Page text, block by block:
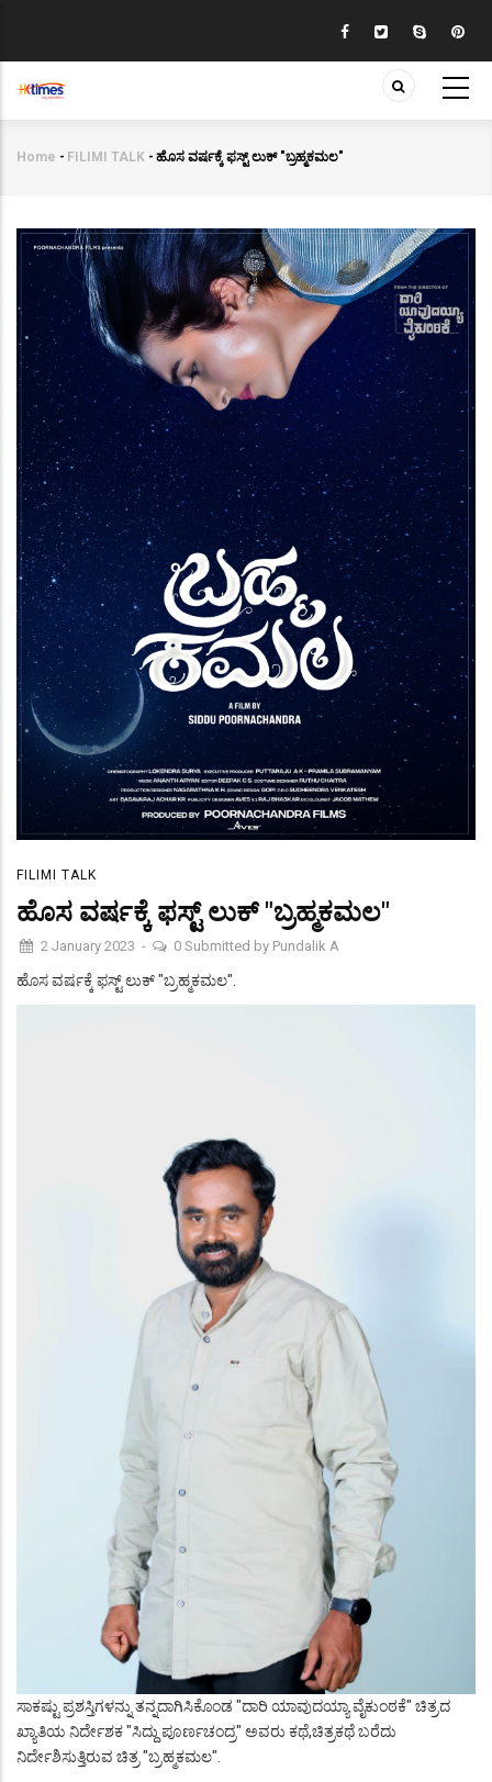
main
content
Home - FILIMI TALK - ಹೊಸ ವರ್ಷಕ್ಕೆ ಫಸ್ಟ್ ಲುಕ್ "ಬ್ರಹ್ಮಕಮಲ"
FILIMI TALK
ಹೊಸ ವರ್ಷಕ್ಕೆ ಫಸ್ಟ್ ಲುಕ್ "ಬ್ರಹ್ಮಕಮಲ"
2 January 2023 - 0 Submitted by Pundalik A
ಹೊಸ ವರ್ಷಕ್ಕೆ ಫಸ್ಟ್ ಲುಕ್ "ಬ್ರಹ್ಮಕಮಲ".
ಸಾಕಷ್ಟು ಪ್ರಶಸ್ತಿಗಳನ್ನು ತನ್ನದಾಗಿಸಿಕೊಂಡ "ದಾರಿ ಯಾವುದಯ್ಯಾ ವೈಕುಂಠಕೆ" ಚಿತ್ರದ
ಖ್ಯಾತಿಯ ನಿರ್ದೇಶಕ "ಸಿದ್ದು ಪೂರ್ಣಚಂದ್ರ" ಅವರು ಕಥೆ,ಚಿತ್ರಕಥೆ ಬರೆದು
ನಿರ್ದೇಶಿಸುತ್ತಿರುವ ಚಿತ್ರ "ಬ್ರಹ್ಮಕಮಲ".